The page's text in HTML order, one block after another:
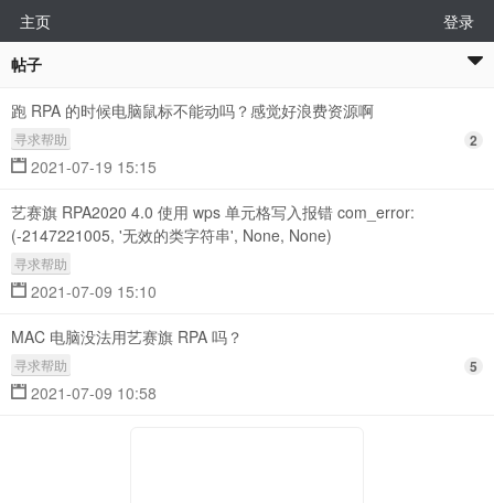
主页
登录
帖子
跑 RPA 的时候电脑鼠标不能动吗？感觉好浪费资源啊
寻求帮助
2021-07-19 15:15
2
艺赛旗 RPA2020 4.0 使用 wps 单元格写入报错 com_error:
(-2147221005, '无效的类字符串', None, None)
寻求帮助
2021-07-09 15:10
MAC 电脑没法用艺赛旗 RPA 吗？
寻求帮助
2021-07-09 10:58
5